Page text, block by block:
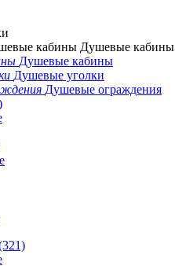
кабины Душевые кабины
Душевые кабины
Душевые уголки
Душевые ограждения